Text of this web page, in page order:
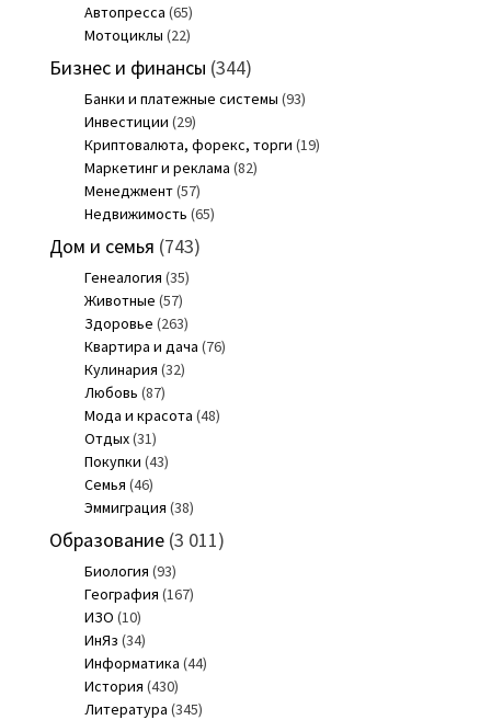
Автопресса (65)
Мотоциклы (22)
Бизнес и финансы (344)
Банки и платежные системы (93)
Инвестиции (29)
Криптовалюта, форекс, торги (19)
Маркетинг и реклама (82)
Менеджмент(57)
Недвижимость (65)
Дом и семья (743)
Генеалогия (35)
Животные (57)
Здоровье (263)
Квартира и дача (76)
Кулинария (32)
Любовь (87)
Мода и красота (48)
Отдых(31)
Покупки (43)
Семья (46)
Эммиграция (38)
Образование(3 011)
Биология (93)
География (167)
ИЗО (10)
ИнЯз (34)
Информатика (44)
История (430)
Литература (345)